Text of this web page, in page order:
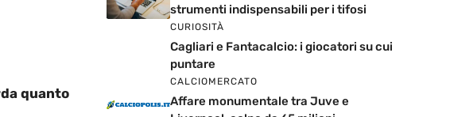
quanto
strumenti indispensabili per i tifosi
CURIOSITÀ
Cagliari e Fantacalcio: i giocatori su cui
puntare
CALCIOMERCATO
Affare monumentale tra Juve e